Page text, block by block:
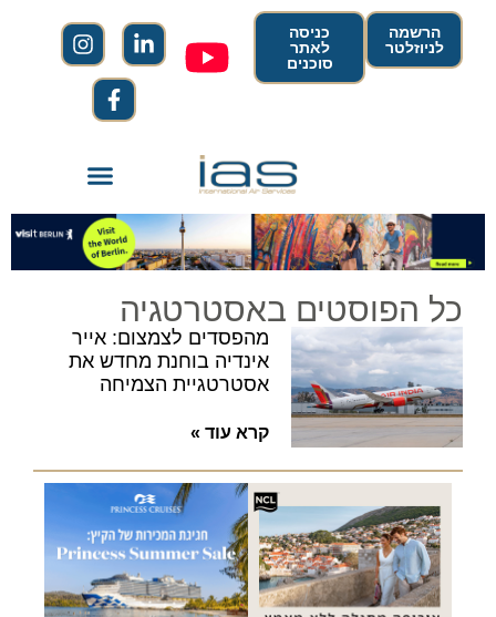
הרשמה
לניוזלטר
כניסה
לאתר
סוכנים
כל הפוסטים באסטרטגיה
מהפסדים לצמצום: אייר
אינדיה בוחנת מחדש את
אסטרטגיית הצמיחה
קרא עוד »